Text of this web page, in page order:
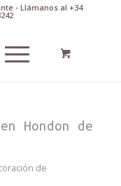
- Llámanos al +34
Hondon de
de